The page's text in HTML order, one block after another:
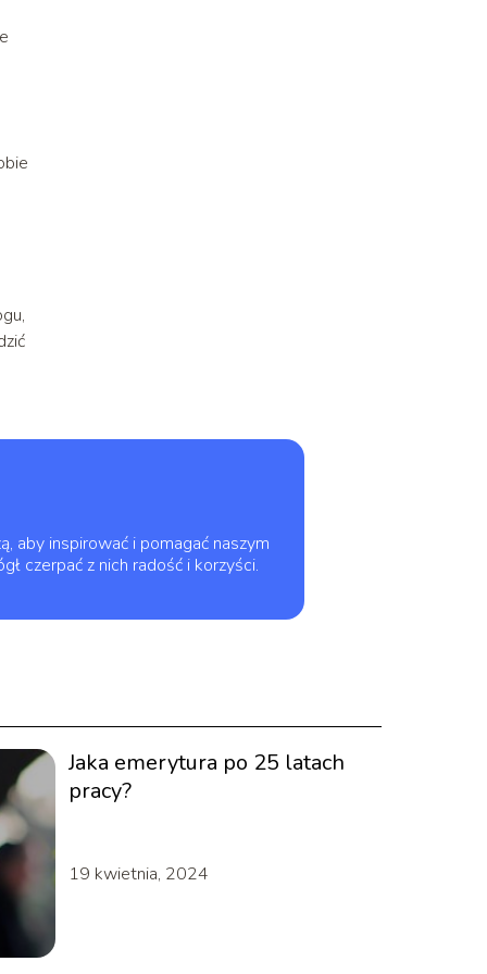
aby inspirować i pomagać naszym
czerpać z nich radość i korzyści.
Jaka emerytura po 25 latach
pracy?
19 kwietnia, 2024